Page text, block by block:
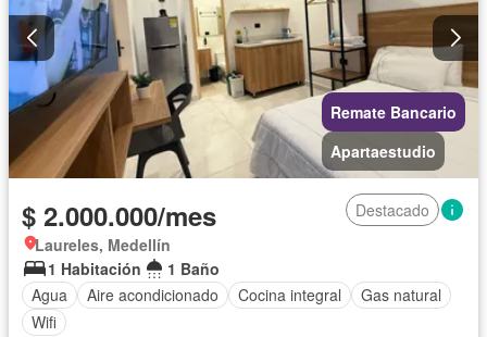
Remate Bancario
Apartaestudio
$ 2.000.000/mes
Destacado
Laureles, Medellín
1 Habitación
1 Baño
Agua
Aire acondicionado Cocina integral
Gas natural
Wifi